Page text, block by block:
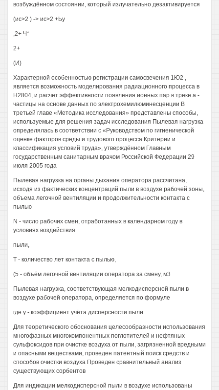
возбуждённом состоянии, который излучательно дезактивируется
(ис>2 ) -> ис>2 +Ьу
,2+ Ч*
2+
(И)
Характерной особенностью регистрации самосвечения 1Ю2 ,
является возможность моделирования радиационного процесса в
Н2804, и расчет эффективности появления ионных пар в треке а -
частицы на основе данных по электрохемилюминесценции В
третьей главе «Методика исследования» представлены способы,
используемые для решения задач исследования Пылевая нагрузка
определялась в соответствии с «Руководством по гигиенической
оценке факторов среды и трудового процесса Критерии и
классификация условий труда», утверждённом Главным
государственным санитарным врачом Российской Федерации 29
июля 2005 года
Пылевая нагрузка на органы дыхания оператора рассчитана,
исходя из фактических концентраций пыли в воздухе рабочей зоны,
объема легочной вентиляции и продолжительности контакта с
пылью
N - число рабочих смен, отработанных в календарном году в
условиях воздействия
пыли,
Т - количество лет контакта с пылью,
(5 - объём легочной вентиляции оператора за смену, м3
Пылевая нагрузка, соответствующая мелкодисперсной пыли в
воздухе рабочей оператора, определяется по формуле
где у - коэффициент учёта дисперсности пыли
Для теоретического обоснования целесообразности использования
многофазных многокомпонентных поглотителей и нефтяных
сульфоксидов при очистке воздуха от пыли, загрязненной вредными
и опасными веществами, проведен патентный поиск средств и
способов очистки воздуха Проведен сравнительный анализ
существующих сорбентов
Для индикации мелкодисперсной пыли в воздухе использованы